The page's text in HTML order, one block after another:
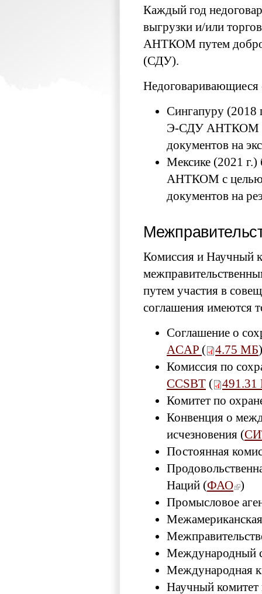
Каждый год
выгрузки и/или
АНТКОМ путем
(СДУ).
Сингапуру (2018
Э-СДУ АНТКОМ с
документов на
Мексике (2021
АНТКОМ с целью
документов на
Комиссия и Научный
путем участия в
соглашения имеются
Соглашение о
ACAP ( 4.75 МБ)
Комиссия по
CCSBT (
491.31
Комитет по
Конвенция о
исчезновения (
Постоянная
Наций (ФАО )
Промысловое
Международный
Международная
Научный комитет